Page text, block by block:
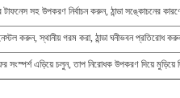
টাফনেস সহ উপকরণ নির্বাচন করুন, ঠান্ডা সঙ্কোচনের
করুন, স্থানীয় গরম করা, ঠান্ডা ঘনীভবন প্রতিরোধ
সংস্পর্শ এড়িয়ে চলুন, তাপ নিরোধক উপকরণ দিয়ে মুড়িয়ে